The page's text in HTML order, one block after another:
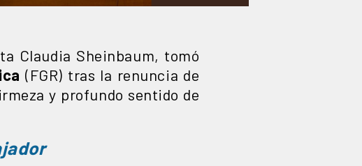
Claudia Sheinbaum, tomó
(FGR) tras la renuncia de
y profundo sentido de